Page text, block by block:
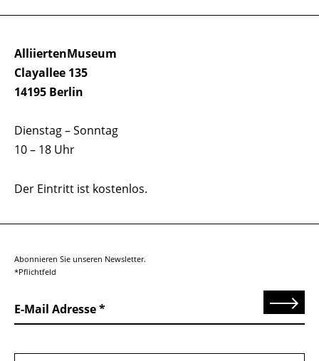
AlliiertenMuseum
Clayallee 135
14195 Berlin
Dienstag – Sonntag
10 – 18 Uhr
Der Eintritt ist kostenlos.
Abonnieren Sie unseren Newsletter.
*Pflichtfeld
E-Mail Adresse Senden